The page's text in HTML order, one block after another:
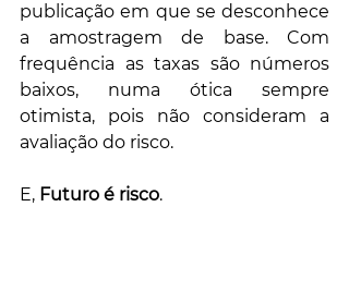
publicação em que se desconhece
a amostragem de base. Com
frequência as taxas são números
baixos, numa ótica sempre
otimista, pois não consideram a
avaliação do risco.
E, Futuro é risco.